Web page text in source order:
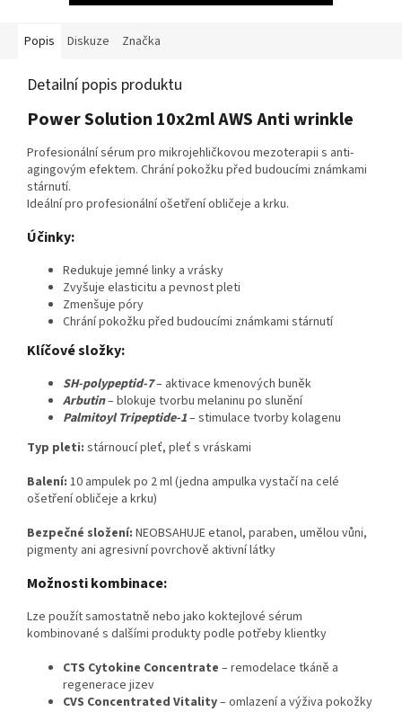
Popis Diskuze Značka
Detailní popis produktu
Power Solution 10x2ml AWS Anti wrinkle
Profesionální sérum pro mikrojehličkovou mezoterapii s anti-
agingovým efektem. Chrání pokožku před budoucími známkami
stárnutí.
Ideální pro profesionální ošetření obličeje a krku.
Účinky:
Redukuje jemné linky a vrásky
Zvyšuje elasticitu a pevnost pleti
Zmenšuje póry
Chrání pokožku před budoucími známkami stárnutí
Klíčové složky:
SH-polypeptid-7– aktivace kmenových buněk
Arbutin– blokuje tvorbu melaninu po slunění
Palmitoyl Tripeptide-1– stimulace tvorby kolagenu
Typ pleti: stárnoucí pleť, pleť s vráskami
Balení: 10 ampulek po 2 ml (jedna ampulka vystačí na celé
ošetření obličeje a krku)
Bezpečné složení: NEOBSAHUJE etanol, paraben, umělou vůni,
pigmenty ani agresivní povrchově aktivní látky
Možnosti kombinace:
Lze použít samostatně nebo jako koktejlové sérum
kombinované s dalšími produkty podle potřeby klientky
CTS Cytokine Concentrate – remodelace tkáně a
regenerace jizev
CVS Concentrated Vitality– omlazení a výživa pokožky